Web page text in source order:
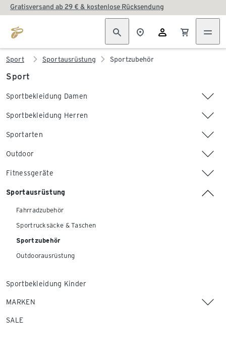
Gratisversand ab 29 € & kostenlose Rücksendung
Sport Sportausrüstung Sportzubehör
Sport
Sportbekleidung Damen
Sportbekleidung Herren
Sportarten
Outdoor
Fitnessgeräte
Sportausrüstung
Fahrradzubehör
Sportrucksäcke & Taschen
Sportzubehör
Outdoorausrüstung
Sportbekleidung Kinder
MARKEN
SALE